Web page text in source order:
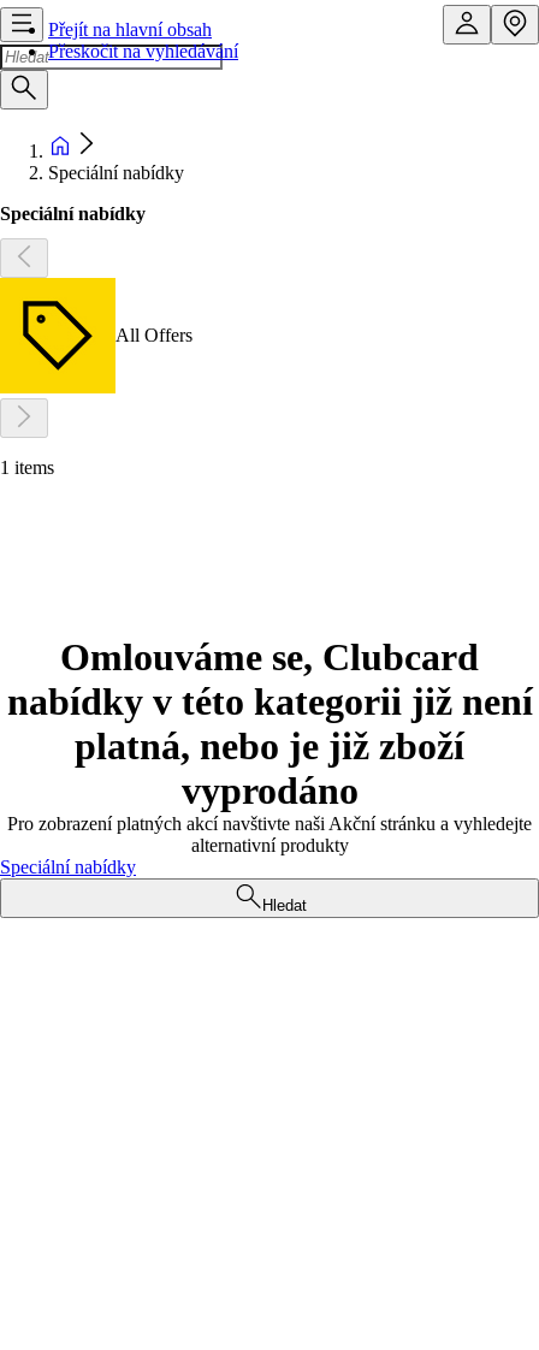
Přejít na hlavní obsah
Přeskočit na vyhledávání
Speciální nabídky
Speciální nabídky
All Offers
1 items
Omlouváme se, Clubcard
nabídky v této kategorii již není
platná, nebo je již zboží
vyprodáno
Pro zobrazení platných akcí navštivte naši Akční stránku a vyhledejte
alternativní produkty
Speciální nabídky
Hledat